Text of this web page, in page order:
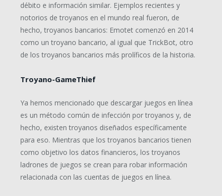
débito e información similar. Ejemplos recientes y
notorios de troyanos en el mundo real fueron, de
hecho, troyanos bancarios: Emotet comenzó en 2014
como un troyano bancario, al igual que TrickBot, otro
de los troyanos bancarios más prolíficos de la historia.
Troyano-GameThief
Ya hemos mencionado que descargar juegos en línea
es un método común de infección por troyanos y, de
hecho, existen troyanos diseñados específicamente
para eso. Mientras que los troyanos bancarios tienen
como objetivo los datos financieros, los troyanos
ladrones de juegos se crean para robar información
relacionada con las cuentas de juegos en línea.